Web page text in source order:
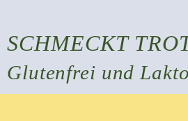
SCHMECKT
Glutenfrei und